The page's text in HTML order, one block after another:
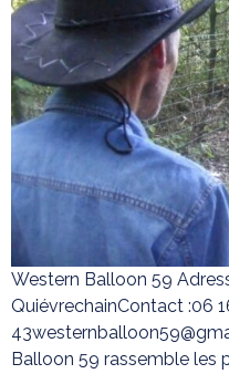
Western Balloon 59
QuiévrechainContact :06
Balloon 59 rassemble les